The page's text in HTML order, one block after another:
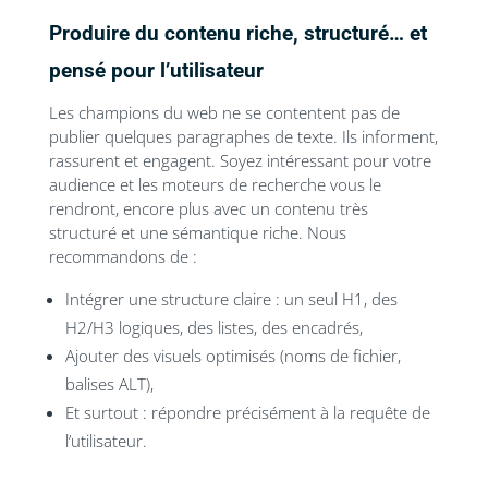
Produire du contenu riche, structuré… et
pensé pour l’utilisateur
Les champions du web ne se contentent pas de
publier quelques paragraphes de texte. Ils informent,
rassurent et engagent. Soyez intéressant pour votre
audience et les moteurs de recherche vous le
rendront, encore plus avec un contenu très
structuré et une sémantique riche. Nous
recommandons de :
Intégrer une structure claire : un seul H1, des
H2/H3 logiques, des listes, des encadrés,
Ajouter des visuels optimisés (noms de fichier,
balises ALT),
Et surtout : répondre précisément à la requête de
l’utilisateur.